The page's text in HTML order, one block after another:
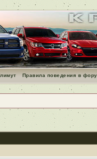
Правила поведения в